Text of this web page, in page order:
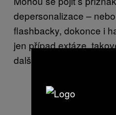
depersonalizace –
flashbacky, dokonce i
jen případ extáze,
dalšími halucinogeny.